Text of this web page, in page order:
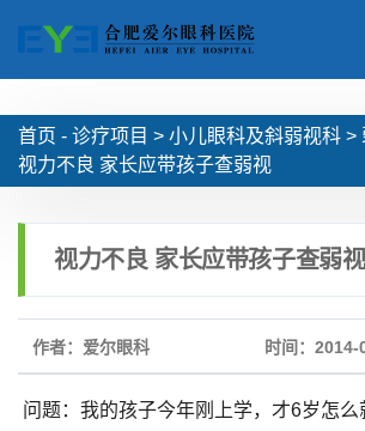
首页 - 诊疗项目 > 小儿眼科及斜弱视科 >
视力不良 家长应带孩子查弱视
视力不良 家长应带孩子查弱视
作者：爱尔眼科 时间：2014-
问题：我的孩子今年刚上学，才6岁怎么